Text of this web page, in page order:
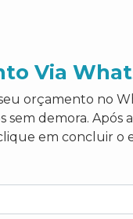
Via
orçamento no
sem demora. Após
em concluir o